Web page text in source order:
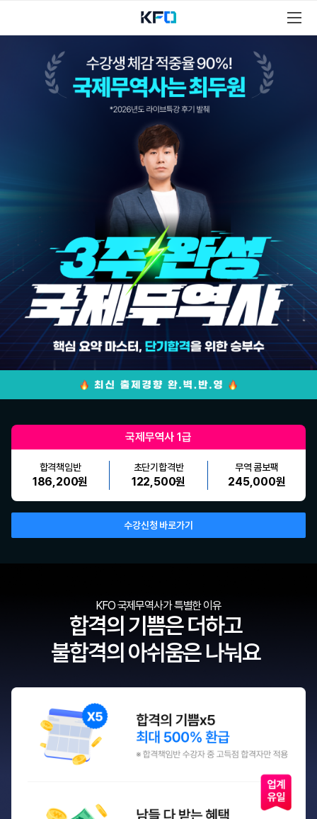
국제무역사 1급
합격책임반
186,200원
초단기합격반
122,500원
무역 콤보팩
245,000원
수강신청 바로가기
KFO 국제무역사가 특별한 이유
합격의 기쁨은 더하고
불합격의 아쉬움은 나눠요